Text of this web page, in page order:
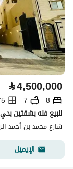
⃁4,500,000
8
7
للبيع فله بشقتين
شارع محمد بن أحمد
الإيميل